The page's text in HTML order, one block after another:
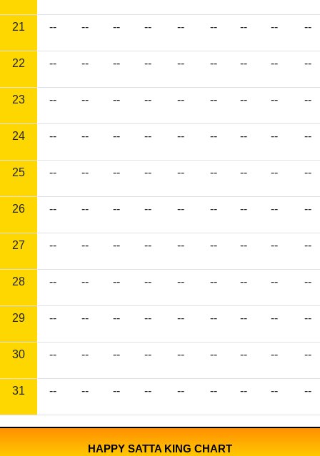
21 -- -- -- -- -- -- -- -- --
22 -- -- -- -- -- -- -- -- --
23 -- -- -- -- -- -- -- -- --
24 -- -- -- -- -- -- -- -- --
25 -- -- -- -- -- -- -- -- --
26 -- -- -- -- -- -- -- -- --
27 -- -- -- -- -- -- -- -- --
28 -- -- -- -- -- -- -- -- --
29 -- -- -- -- -- -- -- -- --
30 -- -- -- -- -- -- -- -- --
31 -- -- -- -- -- -- -- -- --
HAPPY SATTA KING CHART